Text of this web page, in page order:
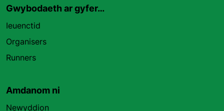
Gwybodaeth ar gyfer…
Ieuenctid
Organisers
Runners
Amdanom ni
Newyddion